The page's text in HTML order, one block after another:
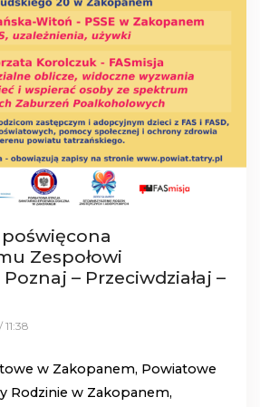
Zespołowi
– Przeciwdziałaj –
w Zakopanem, Powiatowe
Rodzinie w Zakopanem,